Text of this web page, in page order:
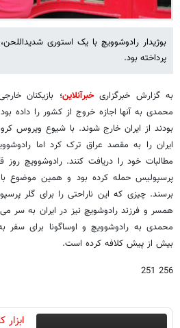
بوژیدار رادوشوویچ با یک استوری
پرداخته بود.
به گزارش خبرگزاریخبرآنلاین؛ بازیکنان
محمدی به آنها اجازه خروج از کشور را داده
بودند از ایران خارج شوند. با شیوع ویروس
ایران را به مقصد عراق ترک کرد اما
مطالبات خود را دریافت کنند. رادوشوویچ
پرسپولیس حمله کرده بود و همین موضوع
برسند. چیزی که این ناراحتی را برای گلر
همسر و فرزند رادوشویچ نیز در ایران به سر
محمدی به رادوشوویچ و اوساگونا برای سفر
بیش از پیش کلافه کرده است.
256 251